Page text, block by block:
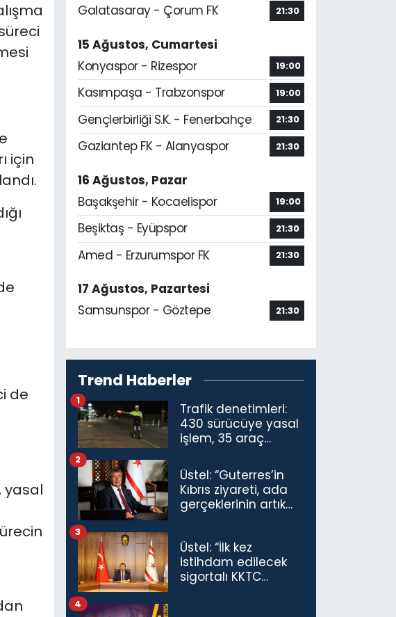
için
de
yasal
Galatasaray - Çorum FK
21:30
15 Ağustos, Cumartesi
Konyaspor - Rizespor
19:00
Kasımpaşa - Trabzonspor 19:00
Gençlerbirliği S.K. - Fenerbahçe 21:30
Gaziantep FK - Alanyaspor 21:30
16 Ağustos, Pazar
Başakşehir - Kocaelispor
19:00
Beşiktaş - Eyüpspor 21:30
Amed - Erzurumspor FK 21:30
17 Ağustos, Pazartesi
Samsunspor - Göztepe
21:30
Trend Haberler
Trafik denetimleri:
430 sürücüye yasal
işlem, 35 araç
1
Üstel: “Guterres’in
Kıbrıs ziyareti, ada
gerçeklerinin artık
göstermiştir”
2
Üstel: “İlk kez
istihdam edilecek
sigortalı KKTC
3
4